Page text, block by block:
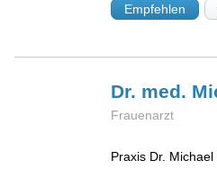
Empfehlen
Dr. med.
Frauenarzt
Praxis Dr.